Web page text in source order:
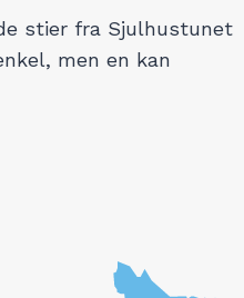
stier fra Sjulhustunet
men en kan